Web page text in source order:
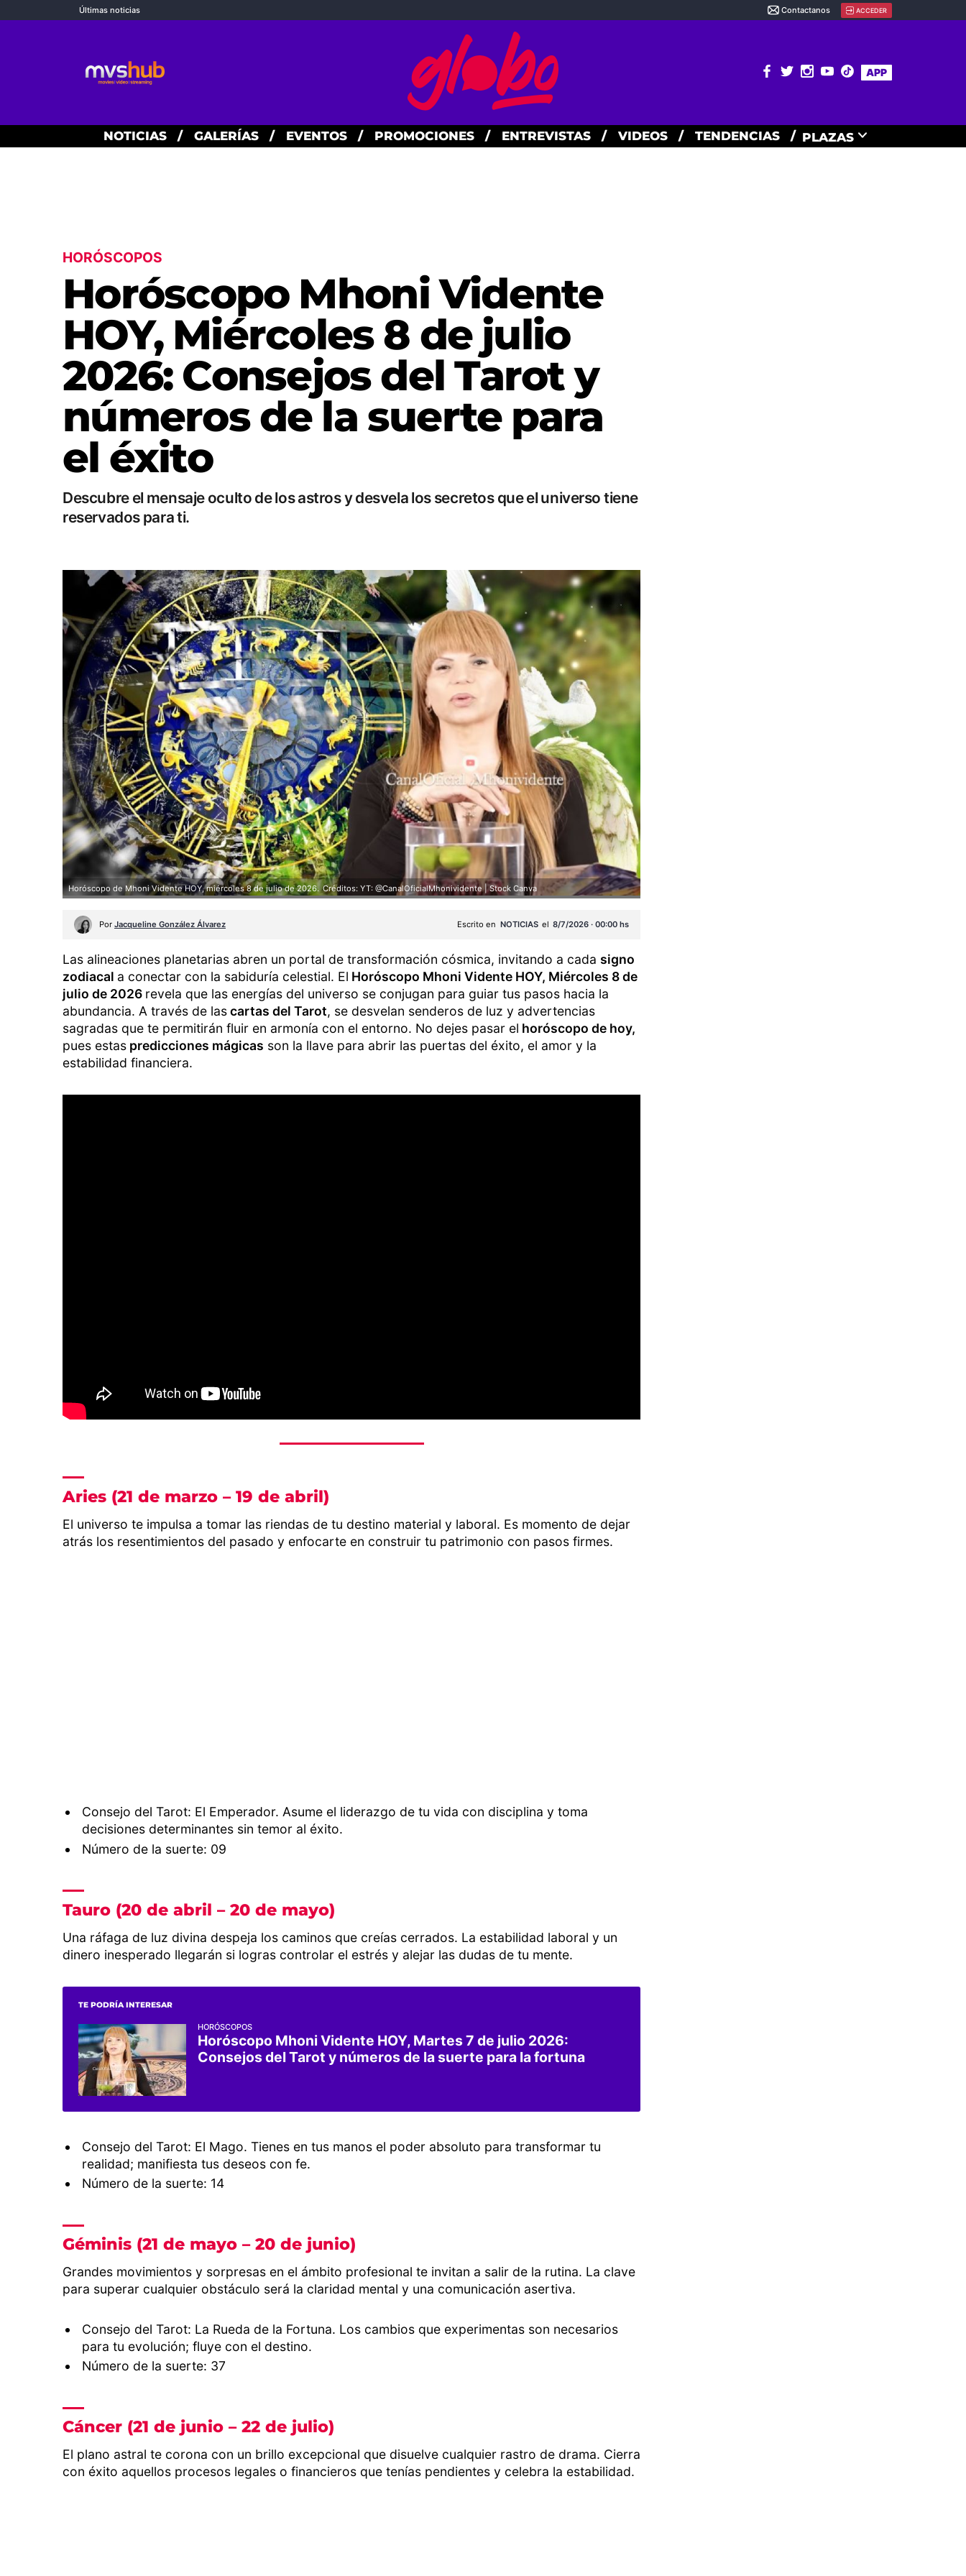
Últimas noticias Contactanos ACCEDER
APP
NOTICIAS / GALERÍAS / EVENTOS / PROMOCIONES / ENTREVISTAS / VIDEOS / TENDENCIAS / PLAZAS
HORÓSCOPOS
Horóscopo Mhoni Vidente
HOY, Miércoles 8 de julio
2026: Consejos del Tarot y
números de la suerte para
el éxito
Descubre el mensaje oculto de los astros y desvela los secretos que el universo tiene
reservados para ti.
Horóscopo de Mhoni Vidente HOY, miércoles 8 de julio de 2026. Créditos: YT: @CanalOficialMhonividente | Stock Canva
Por Jacqueline González Álvarez Escrito en NOTICIAS el 8/7/2026 · 00:00 hs
Las alineaciones planetarias abren un portal de transformación cósmica, invitando a cada signo
zodiacal a conectar con la sabiduría celestial. El Horóscopo Mhoni Vidente HOY, Miércoles 8 de
julio de 2026 revela que las energías del universo se conjugan para guiar tus pasos hacia la
abundancia. A través de lascartas del Tarot, se desvelan senderos de luz y advertencias
sagradas que te permitirán fluir en armonía con el entorno. No dejes pasar el horóscopo de hoy,
pues estas predicciones mágicas son la llave para abrir las puertas del éxito, el amor y la
estabilidad financiera.
Aries (21 de marzo – 19 de abril)
El universo te impulsa a tomar las riendas de tu destino material y laboral. Es momento de dejar
atrás los resentimientos del pasado y enfocarte en construir tu patrimonio con pasos firmes.
Consejo del Tarot: El Emperador. Asume el liderazgo de tu vida con disciplina y toma
decisiones determinantes sin temor al éxito.
Número de la suerte: 09
Tauro (20 de abril – 20 de mayo)
Una ráfaga de luz divina despeja los caminos que creías cerrados. La estabilidad laboral y un
dinero inesperado llegarán si logras controlar el estrés y alejar las dudas de tu mente.
TE PODRÍA INTERESAR
HORÓSCOPOS
Horóscopo Mhoni Vidente HOY, Martes 7 de julio 2026:
Consejos del Tarot y números de la suerte para la fortuna
Consejo del Tarot: El Mago. Tienes en tus manos el poder absoluto para transformar tu
realidad; manifiesta tus deseos con fe.
Número de la suerte: 14
Géminis (21 de mayo – 20 de junio)
Grandes movimientos y sorpresas en el ámbito profesional te invitan a salir de la rutina. La clave
para superar cualquier obstáculo será la claridad mental y una comunicación asertiva.
Consejo del Tarot: La Rueda de la Fortuna. Los cambios que experimentas son necesarios
para tu evolución; fluye con el destino.
Número de la suerte: 37
Cáncer (21 de junio – 22 de julio)
El plano astral te corona con un brillo excepcional que disuelve cualquier rastro de drama. Cierra
con éxito aquellos procesos legales o financieros que tenías pendientes y celebra la estabilidad.